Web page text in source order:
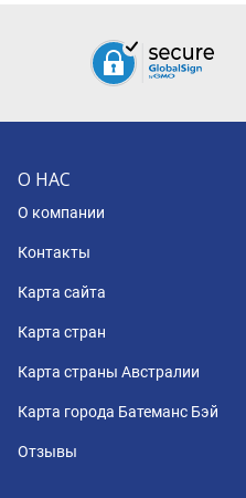
О НАС
О компании
Контакты
Карта сайта
Карта стран
Карта страны Австралии
Карта города Батеманс Бэй
Отзывы